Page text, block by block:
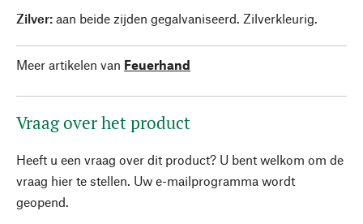
Zilver: aan beide zijden gegalvaniseerd. Zilverkleurig.
Meer artikelen van Feuerhand
Vraag over het product
Heeft u een vraag over dit product? U bent welkom om de
vraag hier te stellen. Uw e-mailprogramma wordt
geopend.